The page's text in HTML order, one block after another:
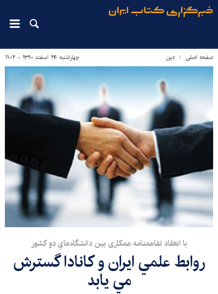
صفحه اصلی دین‌ چهارشنبه ۲۴ اسفند ۱۳۹۰ - ۱۱:۰۲
با انعقاد تفاهمنامه همكاری بين دانشگاه‌هاي دو كشور
روابط علمي ايران و كانادا گسترش
مي يابد